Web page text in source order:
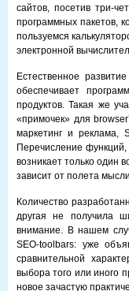
сайтов, посетив три-
программных пакетов,
пользуемся
электронной
Естественное
обеспечивает
продуктов. Такая же
«примочек» для
маркетинг и реклама,
Перечисление
возникает только один
зависит от полета
Количество
другая не получила
внимание. В нашем
SEO-toolbars: уже
сравнительной
выбора того или иного
новое зачастую